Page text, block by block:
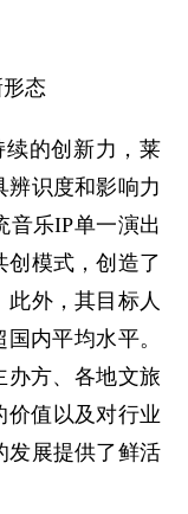
态
的创新力，莱
辨识度和影响力
音乐IP单一演出
创模式，创造了
外，其目标人
内平均水平。
办方、各地文旅
价值以及对行业
发展提供了鲜活